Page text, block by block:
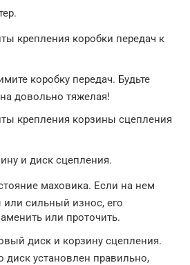
крепления коробки передач к
коробку передач. Будьте
довольно тяжелая!
крепления корзины сцепления
и диск сцепления.
маховика. Если на нем
сильный износ, его
или проточить.
диск и корзину сцепления.
диск установлен правильно,